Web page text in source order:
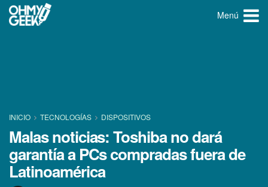
Menú
INICIO TECNOLOGÍ­AS DISPOSITIVOS
Malas noticias: Toshiba no dará
garantí­a a PCs compradas fuera de
Latinoamérica